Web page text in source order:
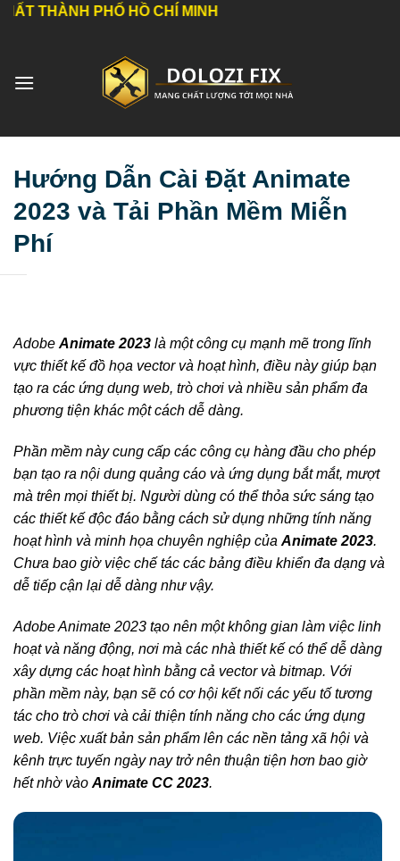
Bỏ
dung
PHỐ HỒ CHÍ MINH
Hướng Dẫn Cài Đặt Animate
2023 và Tải Phần Mềm Miễn
Phí
Adobe Animate 2023 là một công cụ mạnh mẽ trong lĩnh
vực thiết kế đồ họa vector và hoạt hình, điều này giúp bạn
tạo ra các ứng dụng web, trò chơi và nhiều sản phẩm đa
phương tiện khác một cách dễ dàng.
Phần mềm này cung cấp các công cụ hàng đầu cho phép
bạn tạo ra nội dung quảng cáo và ứng dụng bắt mắt, mượt
mà trên mọi thiết bị. Người dùng có thể thỏa sức sáng tạo
các thiết kế độc đáo bằng cách sử dụng những tính năng
hoạt hình và minh họa chuyên nghiệp của Animate 2023.
Chưa bao giờ việc chế tác các bảng điều khiển đa dạng và
dễ tiếp cận lại dễ dàng như vậy.
Adobe Animate 2023 tạo nên một không gian làm việc linh
hoạt và năng động, nơi mà các nhà thiết kế có thể dễ dàng
xây dựng các hoạt hình bằng cả vector và bitmap. Với
phần mềm này, bạn sẽ có cơ hội kết nối các yếu tố tương
tác cho trò chơi và cải thiện tính năng cho các ứng dụng
web. Việc xuất bản sản phẩm lên các nền tảng xã hội và
kênh trực tuyến ngày nay trở nên thuận tiện hơn bao giờ
hết nhờ vào Animate CC 2023.